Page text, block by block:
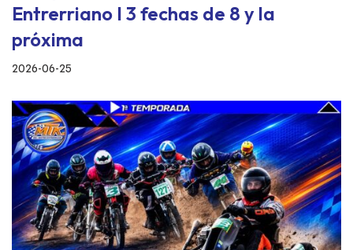
Entrerriano I 3 fechas de 8 y la
próxima
2026-06-25